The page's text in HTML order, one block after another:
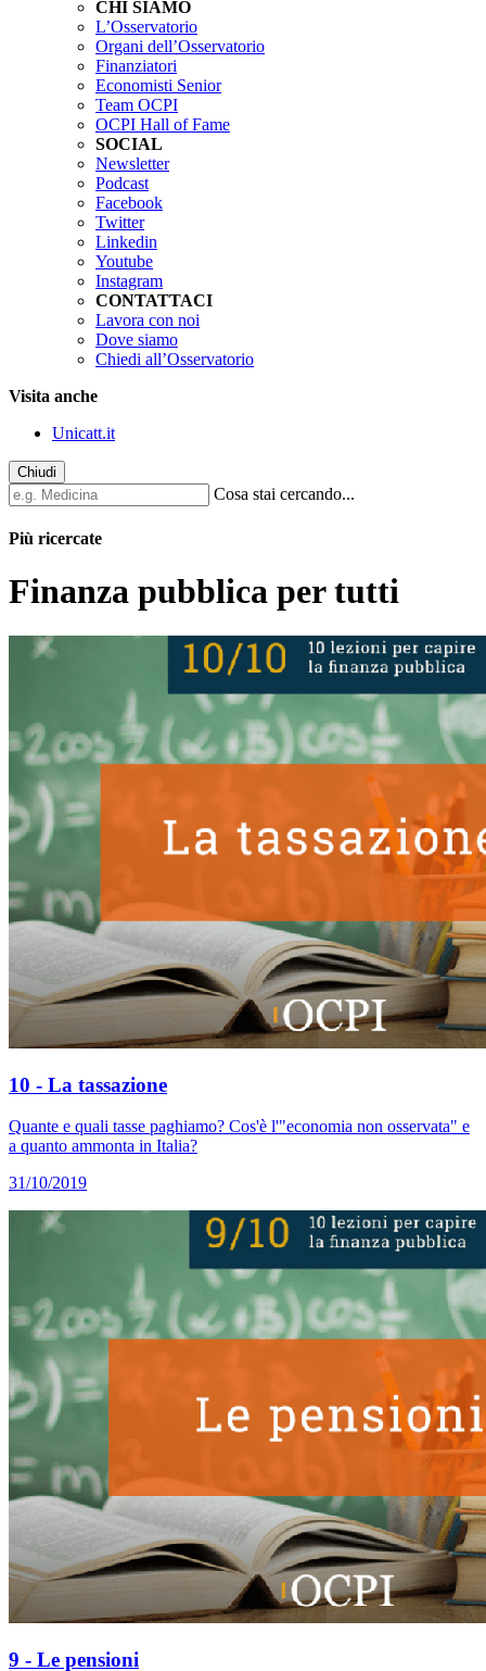
CHI SIAMO
L’Osservatorio
Organi dell’Osservatorio
Finanziatori
Economisti Senior
Team OCPI
OCPI Hall of Fame
SOCIAL
Newsletter
Podcast
Facebook
Twitter
Linkedin
Youtube
Instagram
CONTATTACI
Lavora con noi
Dove siamo
Chiedi all’Osservatorio
Visita anche
Unicatt.it
Chiudi
Cosa stai cercando...
Più ricercate
Finanza pubblica per tutti
10 - La tassazione
Quante e quali tasse paghiamo? Cos'è l'"economia non osservata" e
a quanto ammonta in Italia?
31/10/2019
9 - Le pensioni